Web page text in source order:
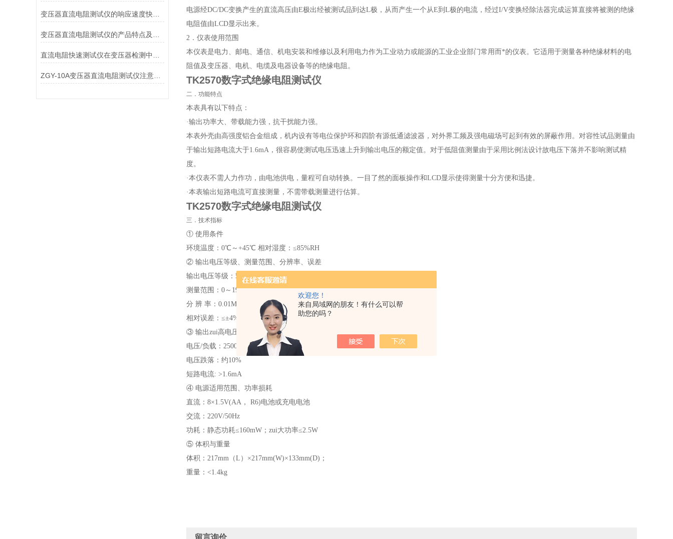
欢迎您！
来自局域网的朋友！有什么可以帮
助您的吗？
变压器直流电阻测试仪的响应速度快、保护功能*
ZGY-10A变压器直流电阻测试仪注意事项
电源经DC/DC变换产生的直流高压由E极出经被测试品到达L极，从而产生一个从E到L极的电流，经过I/V变换经除法器完成运算直接将被测的绝缘
电阻值由LCD显示出来。
2．仪表使用范围
本仪表是电力、邮电、通信、机电安装和维修以及利用电力作为工业动力或能源的工业企业部门常用而*的仪表。它适用于测量各种绝缘材料的电
阻值及变压器、电机、电缆及电器设备等的绝缘电阻。
TK2570数字式绝缘电阻测试仪
二．功能特点
本表具有以下特点：
·输出功率大、带载能力强，抗干扰能力强。
本表外壳由高强度铝合金组成，机内设有等电位保护环和四阶有源低通滤波器，对外界工频及强电磁场可起到有效的屏蔽作用。对容性试品测量由
于输出短路电流大于1.6mA，很容易使测试电压迅速上升到输出电压的额定值。对于低阻值测量由于采用比例法设计故电压下落并不影响测试精
度。
·本仪表不需人力作功，由电池供电，量程可自动转换。一目了然的面板操作和LCD显示使得测量十分方便和迅捷。
·本表输出短路电流可直接测量，不需带载测量进行估算。
TK2570数字式绝缘电阻测试仪
三．技术指标
① 使用条件
环境温度：0℃～+45℃ 相对湿度：≤85%RH
② 输出电压等级、测量范围、分辨率、误差
输出电压等级：500V，1000V，2500V，5000V
测量范围：0～19999MΩ
分 辨 率：0.01MΩ，0.1MΩ，1.0MΩ，10.0MΩ
相对误差：≤±4%±1d （20M-2500M）
③ 输出zui高电压带载能力及短路电流
电压/负载：2500V/20MΩ
电压跌落：约10%
短路电流: >1.6mA
④ 电源适用范围、功率损耗
直流：8×1.5V(AA， R6)电池或充电电池
交流：220V/50Hz
功耗：静态功耗≤160mW；zui大功率≤2.5W
⑤ 体积与重量
体积：217mm（L）×217mm(W)×133mm(D)；
重量：<1.4kg
留言询价